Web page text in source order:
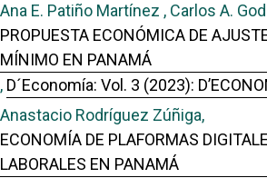
Ana E. Patiño Martínez , Carlos A.
PROPUESTA ECONÓMICA DE
MÍNIMO EN PANAMÁ
, D´Economía: Vol. 3 (2023):
Anastacio Rodríguez Zúñiga,
ECONOMÍA DE PLAFORMAS
LABORALES EN PANAMÁ